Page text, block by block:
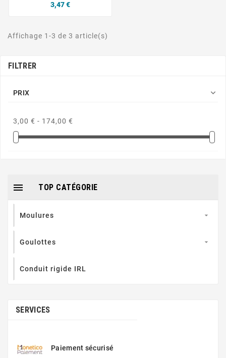
3,47 €
Affichage 1-3 de 3 article(s)
FILTRER
PRIX 
3,00 € - 174,00 €
TOP CATÉGORIE

Moulures 
Goulottes 
Conduit rigide IRL
SERVICES
Paiement sécurisé